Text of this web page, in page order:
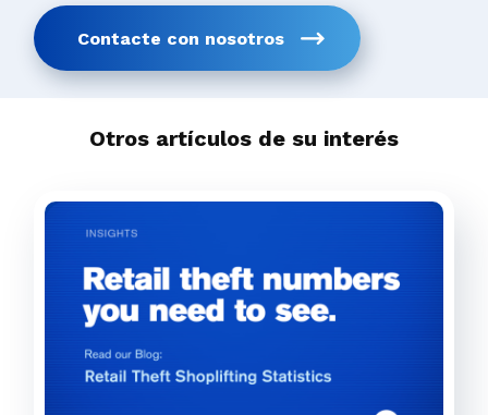
Contacte con nosotros
Otros artículos de su interés